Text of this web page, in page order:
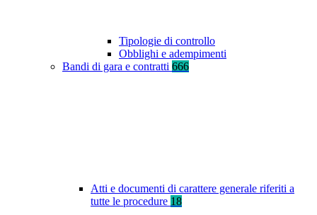
Tipologie di controllo
Obblighi e adempimenti
Bandi di gara e contratti 666
Atti e documenti di carattere generale riferiti a
tutte le procedure 18